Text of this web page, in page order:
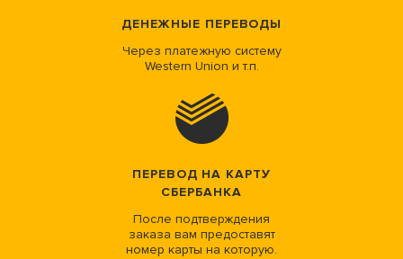
ДЕНЕЖНЫЕ ПЕРЕВОДЫ
Через платежную систему
Western Union и т.п.
ПЕРЕВОД НА КАРТУ
СБЕРБАНКА
После подтверждения
заказа вам предоставят
номер карты на которую.